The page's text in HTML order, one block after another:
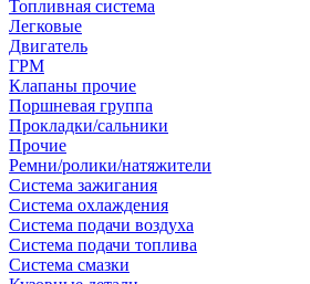
Топливная система
Легковые
Двигатель
ГРМ
Клапаны прочие
Поршневая группа
Прокладки/сальники
Прочие
Ремни/ролики/натяжители
Система зажигания
Система охлаждения
Система подачи воздуха
Система подачи топлива
Система смазки